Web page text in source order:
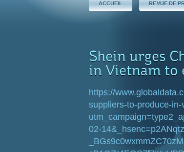
ACCUEIL REVUE DE
Shein urges
in Vietnam to
https://
suppliers-to-produce-
02-